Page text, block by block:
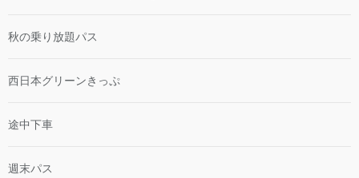
秋の乗り放題パス
西日本グリーンきっぷ
途中下車
週末パス